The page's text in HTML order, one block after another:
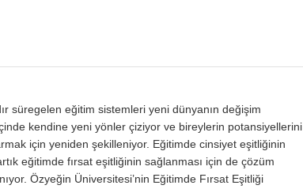
süregelen eğitim sistemleri yeni dünyanın değişim
kendine yeni yönler çiziyor ve bireylerin potansiyellerini
için yeniden şekilleniyor. Eğitimde cinsiyet eşitliğinin
eğitimde fırsat eşitliğinin sağlanması için de çözüm
Özyeğin Üniversitesi’nin Eğitimde Fırsat Eşitliği